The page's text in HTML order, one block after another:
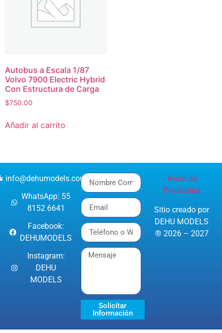
Autobus a Escala 1/87
Volvo 7900 Electric Hybrid
Con Estructura de Carga
$750.00
Añadir al carrito
info@dehumodels.com
WhatsApp: 55
8152 6641
Facebook:
DEHUMODELS
Instagram:
DEHU
MODELS
Solicitar
Información
Aviso de
Privacidad
Sitio creado por
DEHU MODELS
® 2026 – 2027